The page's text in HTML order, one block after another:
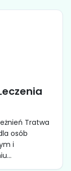
Tratwa
osób
i